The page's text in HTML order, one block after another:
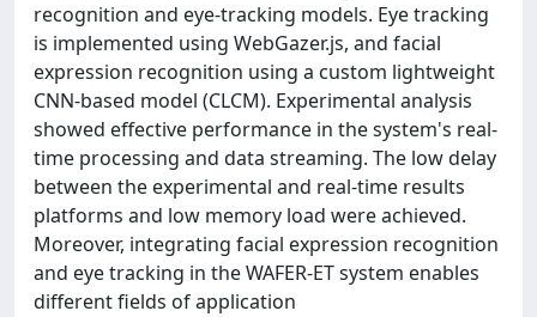
recognition and eye-tracking models. Eye tracking
is implemented using WebGazer.js, and facial
expression recognition using a custom lightweight
CNN-based model (CLCM). Experimental analysis
showed effective performance in the system's real-
time processing and data streaming. The low delay
between the experimental and real-time results
platforms and low memory load were achieved.
Moreover, integrating facial expression recognition
and eye tracking in the WAFER-ET system enables
different fields of application